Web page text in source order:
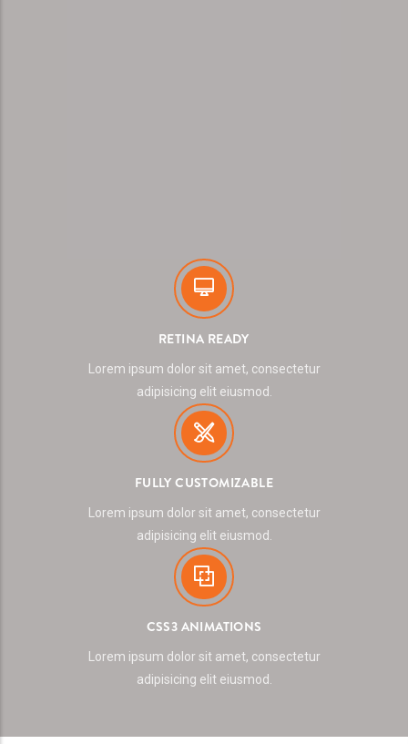
RETINA READY
Lorem ipsum dolor sit amet, consectetur
adipisicing elit eiusmod.
FULLY CUSTOMIZABLE
Lorem ipsum dolor sit amet, consectetur
adipisicing elit eiusmod.
CSS3 ANIMATIONS
Lorem ipsum dolor sit amet, consectetur
adipisicing elit eiusmod.